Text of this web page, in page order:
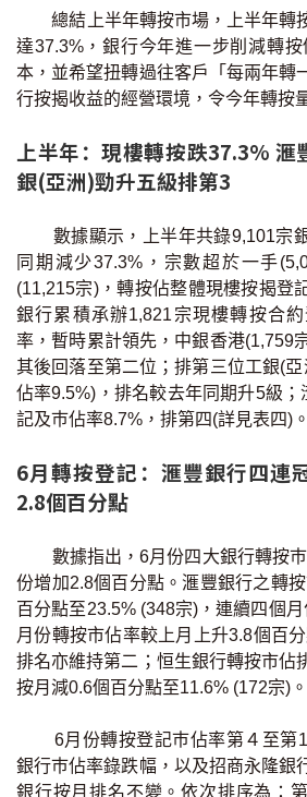
按揭全面睇
新聞/研究
公司動態
按市新聞
統計數據庫
按揭快趣智識
按揭智庫
樓按專欄
實時銀行資訊
裝修·保險優惠
免費裝修轉介服務
裝修設計專欄
保險資訊專欄
總結上半年轉按市場，上半年轉
達37.3%，銀行今年進一步削減轉
本，並希望扭轉過往客戶「每兩年轉
行按揭收益的經營環境，令今年轉按
上半年：現樓轉按跌37.3% 滙
銀(亞洲)勁升五級排第3
數據顯示，上半年共錄9,101宗
同期減少37.3%，宗數超於一手
(11,215宗)，轉按佔整體現樓按揭登
銀行累積承辦1,821宗現樓轉按合
率，暫時累計領先，中銀香港(1,759
其後回落至第二位；排第三位工銀(
佔率9.5%)，排名較去年同期升5級
記及巿佔率8.7%，排第四(詳見表四)。
6月轉按登記：滙豐銀行四連
2.8個百分點
數據指出，6月份四大銀行轉按
份增加2.8個百分點。滙豐銀行之轉
百分點至23.5% (348宗)，連續四個
月份轉按市佔率較上月上升3.8個百
排名亦維持第二；恒生銀行轉按市佔
按月減0.6個百分點至11.6% (172宗)。
6月份轉按登記巿佔率第４至第
銀行巿佔率錄跌幅，以及招商永隆銀
銀行按月排名不變。依次排序為：